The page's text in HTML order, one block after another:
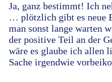
Ja, ganz bestimmt! Ich
… plötzlich gibt es neue
man sonst lange warten
der positive Teil an der
wäre es glaube ich allen
Sache irgendwie